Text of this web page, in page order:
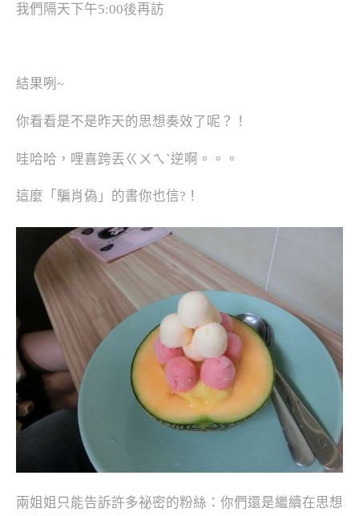
我們隔天下午5:00後再訪
結果咧 ~
你看看是不是昨天的思想奏效了呢？！
哇哈哈，哩喜跨丟ㄍㄨㄟˋ逆啊。。。
這麼「騙肖偽」的書你也信?！
兩姐姐只能告訴許多祕密的粉絲：你們還是繼續在思想